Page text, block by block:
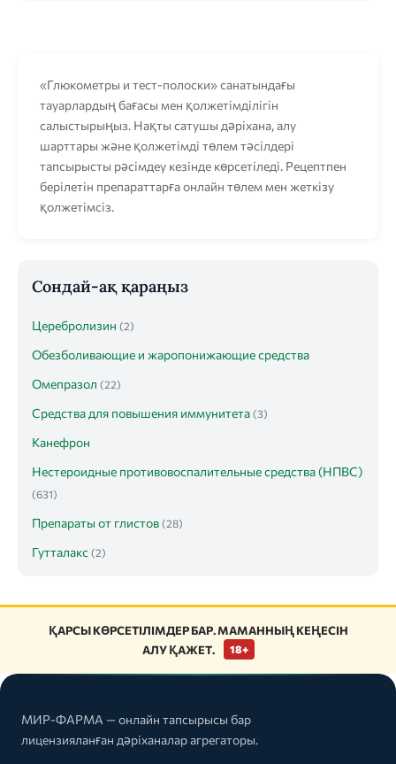
«Глюкометры и тест-полоски» санатындағы
тауарлардың бағасы мен қолжетімділігін
салыстырыңыз. Нақты сатушы дәріхана, алу
шарттары және қолжетімді төлем тәсілдері
тапсырысты рәсімдеу кезінде көрсетіледі. Рецептпен
берілетін препараттарға онлайн төлем мен жеткізу
қолжетімсіз.
Сондай-ақ қараңыз
Церебролизин (2)
Обезболивающие и жаропонижающие средства
Омепразол (22)
Средства для повышения иммунитета (3)
Канефрон
Нестероидные противовоспалительные средства (НПВС)
(631)
Препараты от глистов (28)
Гутталакс (2)
ҚАРСЫ КӨРСЕТІЛІМДЕР БАР. МАМАННЫҢ КЕҢЕСІН
АЛУ ҚАЖЕТ.
18+
МИР-ФАРМА — онлайн тапсырысы бар
лицензияланған дәріханалар агрегаторы.